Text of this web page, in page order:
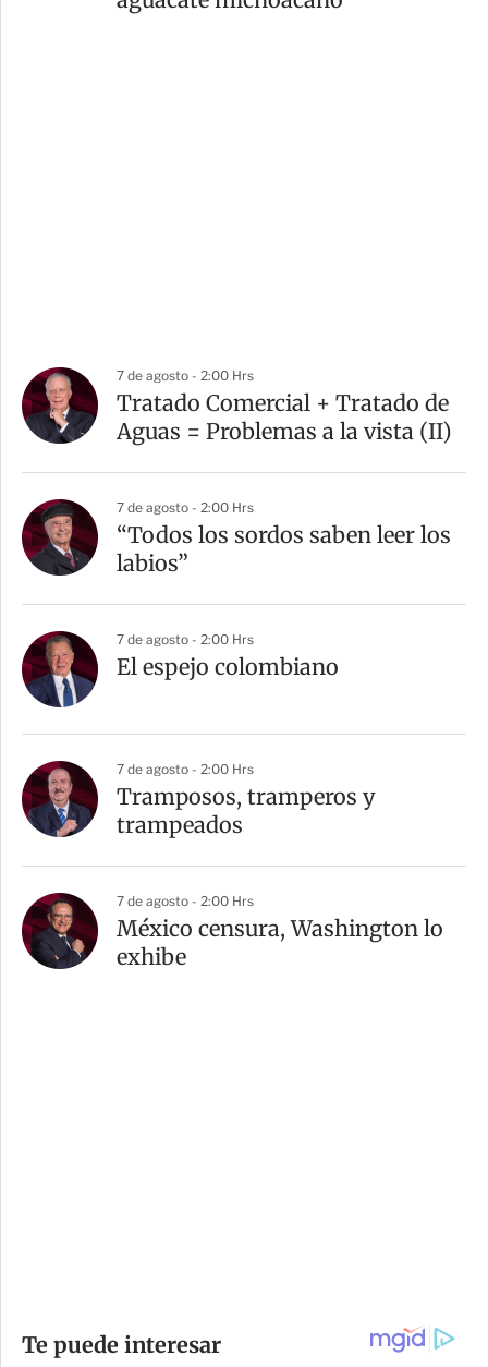
7 de agosto - 2:00 Hrs
Tratado Comercial + Tratado de
Aguas = Problemas a la vista (II)
7 de agosto - 2:00 Hrs
“Todos los sordos saben leer los
labios”
7 de agosto - 2:00 Hrs
El espejo colombiano
7 de agosto - 2:00 Hrs
Tramposos, tramperos y
trampeados
7 de agosto - 2:00 Hrs
México censura, Washington lo
exhibe